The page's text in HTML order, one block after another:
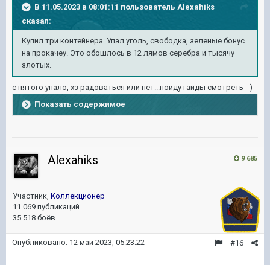
В 11.05.2023 в 08:01:11 пользователь Alexahiks
сказал:
Купил три контейнера. Упал уголь, свободка, зеленые бонус
на прокачеу. Это обошлось в 12 лямов серебра и тысячу
злотых.
с пятого упало, хз радоваться или нет...пойду гайды смотреть =)
Показать содержимое
9 685
Alexahiks
Участник, Коллекционер
11 069 публикаций
35 518 боёв
#16
Опубликовано: 12 май 2023, 05:23:22